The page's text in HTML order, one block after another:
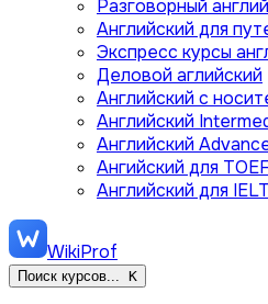
Разговорный
Английский для
Экспресс курсы
Деловой аглийский
Английский с
Английский
Английский
Ангийский для
Английский для
WikiProf
Поиск курсов... K